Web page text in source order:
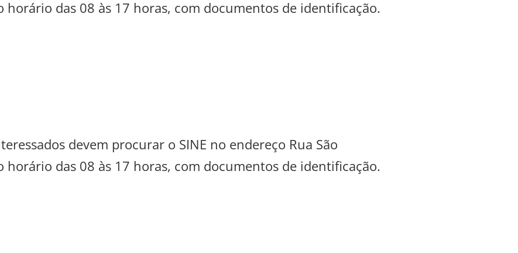
horário das 08 às 17 horas, com documentos de identificação.
devem procurar o SINE no endereço Rua São
horário das 08 às 17 horas, com documentos de identificação.